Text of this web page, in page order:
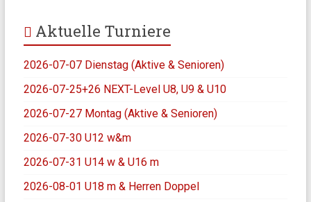
Aktuelle Turniere
2026-07-07 Dienstag (Aktive & Senioren)
2026-07-25+26 NEXT-Level U8, U9 & U10
2026-07-27 Montag (Aktive & Senioren)
2026-07-30 U12 w&m
2026-07-31 U14 w & U16 m
2026-08-01 U18 m & Herren Doppel